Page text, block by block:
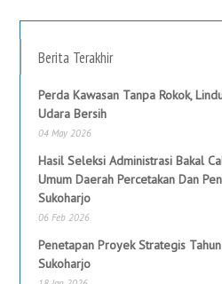
Berita Terakhir
Perda Kawasan Tanpa Rokok,
Udara Bersih
04 May 2026
Hasil Seleksi Administrasi Bakal
Umum Daerah Percetakan Dan
Sukoharjo
06 Feb 2026
Penetapan Proyek Strategis
Sukoharjo